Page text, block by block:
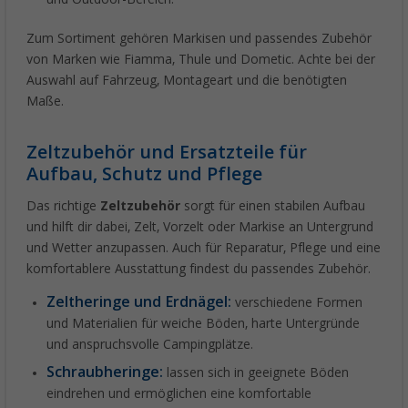
Zum Sortiment gehören Markisen und passendes Zubehör
von Marken wie Fiamma, Thule und Dometic. Achte bei der
Auswahl auf Fahrzeug, Montageart und die benötigten
Maße.
Zeltzubehör und Ersatzteile für
Aufbau, Schutz und Pflege
Das richtige Zeltzubehör sorgt für einen stabilen Aufbau
und hilft dir dabei, Zelt, Vorzelt oder Markise an Untergrund
und Wetter anzupassen. Auch für Reparatur, Pflege und eine
komfortablere Ausstattung findest du passendes Zubehör.
Zeltheringe und Erdnägel: verschiedene Formen
und Materialien für weiche Böden, harte Untergründe
und anspruchsvolle Campingplätze.
Schraubheringe: lassen sich in geeignete Böden
eindrehen und ermöglichen eine komfortable